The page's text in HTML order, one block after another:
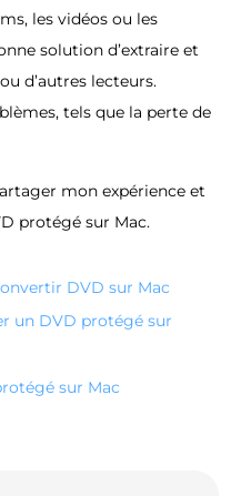
les vidéos ou les
solution d’extraire et
d’autres lecteurs.
tels que la perte de
mon expérience et
protégé sur Mac.
DVD sur Mac
un DVD protégé sur
sur Mac